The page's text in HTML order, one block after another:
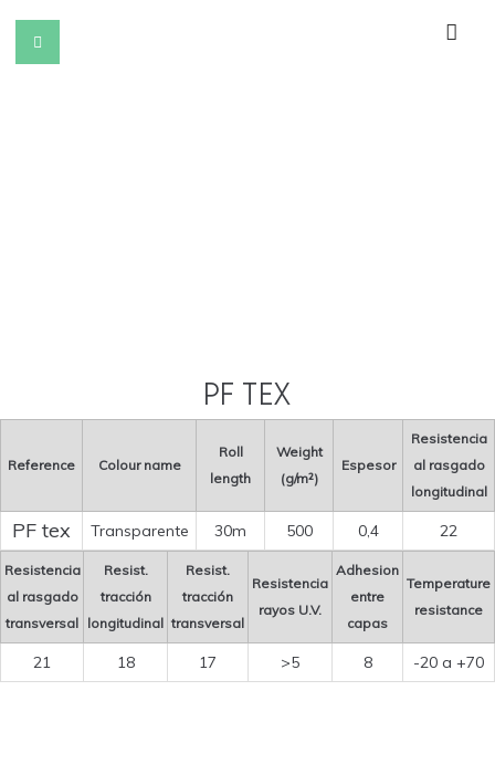
PF TEX
Reference Colour name
Roll
length
Weight
(g/m²)
Espesor
Resistencia
al rasgado
longitudinal
PF tex Transparente 30m 500 0,4 22
Resistencia
al rasgado
transversal
Resist.
tracción
longitudinal
Resist.
tracción
transversal
Resistencia
rayos U.V.
Adhesion
entre
capas
Temperature
resistance
21 18 17 >5 8 -20 a +70